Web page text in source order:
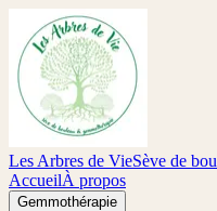
Les Arbres de VieSève de
AccueilÀ propos
Gemmothérapie